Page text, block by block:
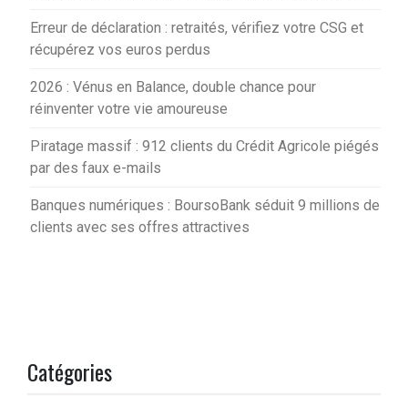
Erreur de déclaration : retraités, vérifiez votre CSG et
récupérez vos euros perdus
2026 : Vénus en Balance, double chance pour
réinventer votre vie amoureuse
Piratage massif : 912 clients du Crédit Agricole piégés
par des faux e-mails
Banques numériques : BoursoBank séduit 9 millions de
clients avec ses offres attractives
Catégories